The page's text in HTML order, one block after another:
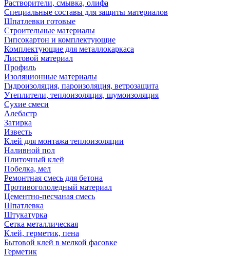
Растворители, смывка, олифа
Специальные составы для защиты материалов
Шпатлевки готовые
Строительные материалы
Гипсокартон и комплектующие
Комплектующие для металлокаркаса
Листовой материал
Профиль
Изоляционные материалы
Гидроизоляция, пароизоляция, ветрозащита
Утеплители, теплоизоляция, шумоизоляция
Сухие смеси
Алебастр
Затирка
Известь
Клей для монтажа теплоизоляции
Наливной пол
Плиточный клей
Побелка, мел
Ремонтная смесь для бетона
Противогололедный материал
Цементно-песчаная смесь
Шпатлевка
Штукатурка
Сетка металлическая
Клей, герметик, пена
Бытовой клей в мелкой фасовке
Герметик